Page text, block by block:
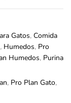
Gatos, Comida
, Humedos, Pro
Humedos, Purina
, Pro Plan Gato,